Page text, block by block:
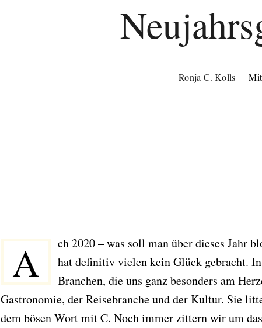
Ronja C. Kolls
A
ch 2020 – was soll man über dieses Jahr
hat definitiv vielen kein Glück gebracht.
Branchen, die uns ganz besonders am
Gastronomie, der Reisebranche und der Kultur. Sie
dem bösen Wort mit C. Noch immer zittern wir um